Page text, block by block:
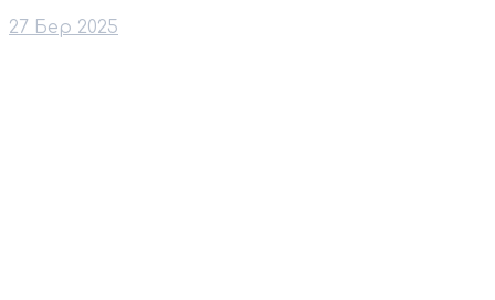
27 Бер 2025